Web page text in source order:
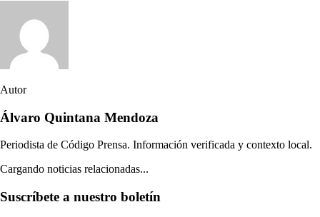
Autor
Álvaro Quintana Mendoza
Periodista de Código Prensa. Información verificada y contexto local.
Cargando noticias relacionadas...
Suscríbete a nuestro boletín